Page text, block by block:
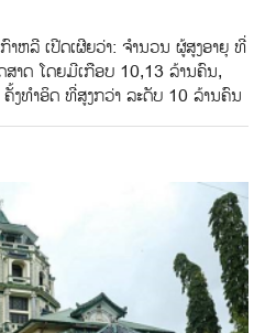
ຫລີ ເປີດເຜີຍວ່າ: ຈໍານວນ ຜູ້ສູງອາຍຸ ທີ່
ສາດ ໂດຍມີເກືອບ 10,13 ລ້ານຄົນ,
ງທຳອິດ ທີ່ສູງກວ່າ ລະດັບ 10 ລ້ານຄົນ